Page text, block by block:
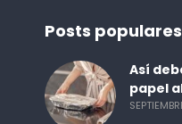
Posts populares
Así
papel